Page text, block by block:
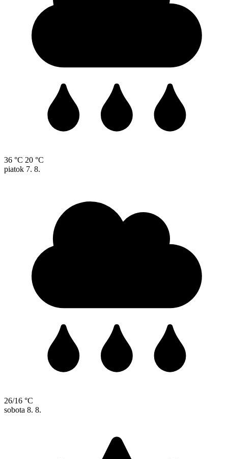
36 °C 20 °C
piatok 7. 8.
26/16 °C
sobota 8. 8.